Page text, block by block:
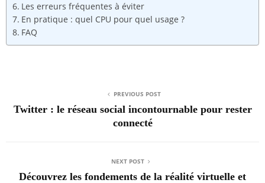
Les erreurs fréquentes à éviter
En pratique : quel CPU pour quel usage ?
FAQ
PREVIOUS POST
Twitter : le réseau social incontournable pour rester
connecté
NEXT POST
Découvrez les fondements de la réalité virtuelle et